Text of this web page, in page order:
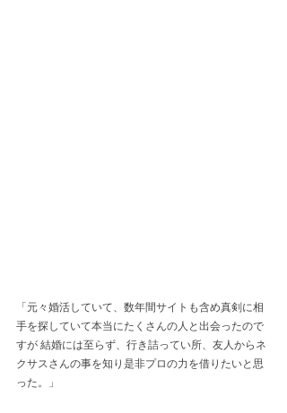
「元々婚活していて、数年間サイトも含め真剣に相
手を探していて本当にたくさんの人と出会ったので
すが 結婚には至らず、行き詰ってい所、友人からネ
クサスさんの事を知り是非プロの力を借りたいと思
った。」